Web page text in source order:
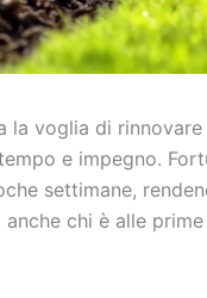
la voglia di
e impegno.
settimane,
chi è alle